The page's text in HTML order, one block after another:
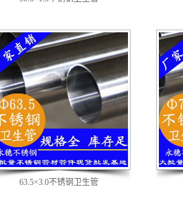
63.5×3.0不锈钢卫生管